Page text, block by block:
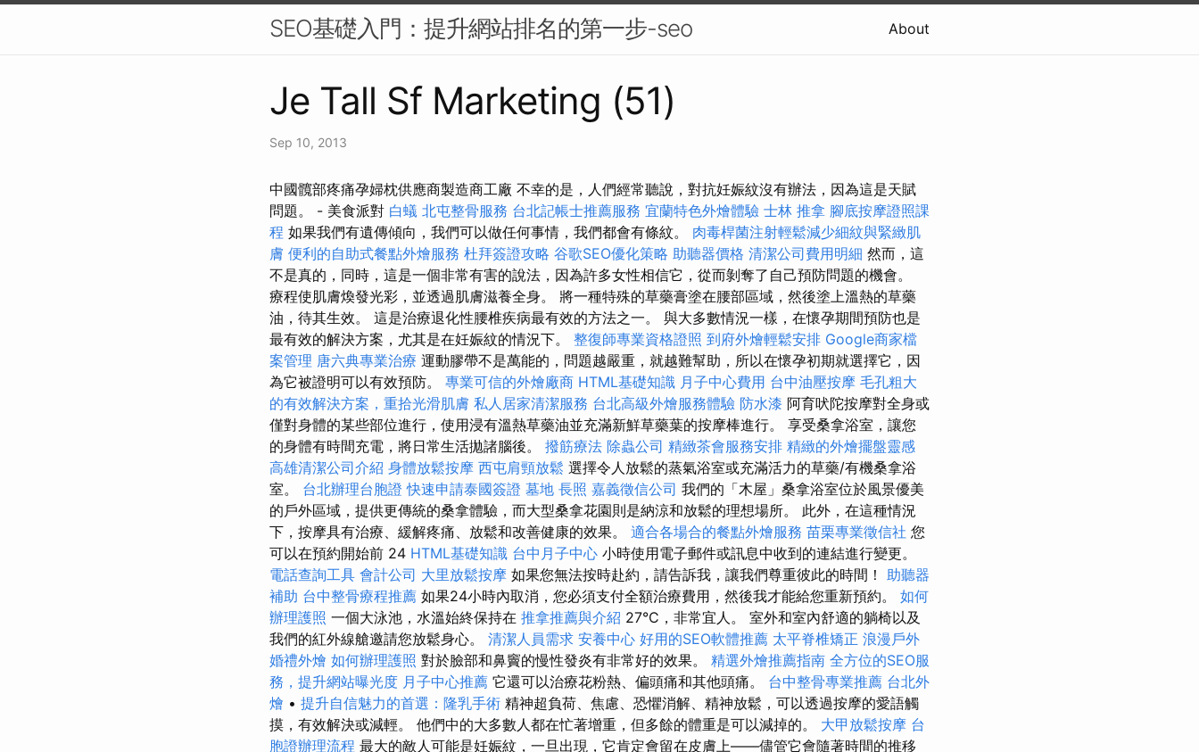
SEO基礎入門：提升網站排名的第一步-seo About
Je Tall Sf Marketing (51)
Sep 10, 2013
中國髖部疼痛孕婦枕供應商製造商工廠 不幸的是，人們經常聽說，對抗妊娠紋沒有辦法，因為這是天賦
問題。 - 美食派對 白蟻 北屯整骨服務 台北記帳士推薦服務 宜蘭特色外燴體驗 士林 推拿 腳底按摩證照課
程 如果我們有遺傳傾向，我們可以做任何事情，我們都會有條紋。 肉毒桿菌注射輕鬆減少細紋與緊緻肌
膚 便利的自助式餐點外燴服務 杜拜簽證攻略 谷歌SEO優化策略 助聽器價格 清潔公司費用明細 然而，這
不是真的，同時，這是一個非常有害的說法，因為許多女性相信它，從而剝奪了自己預防問題的機會。
療程使肌膚煥發光彩，並透過肌膚滋養全身。 將一種特殊的草藥膏塗在腰部區域，然後塗上溫熱的草藥
油，待其生效。 這是治療退化性腰椎疾病最有效的方法之一。 與大多數情況一樣，在懷孕期間預防也是
最有效的解決方案，尤其是在妊娠紋的情況下。 整復師專業資格證照 到府外燴輕鬆安排 Google商家檔
案管理 唐六典專業治療 運動膠帶不是萬能的，問題越嚴重，就越難幫助，所以在懷孕初期就選擇它，因
為它被證明可以有效預防。 專業可信的外燴廠商 HTML基礎知識 月子中心費用 台中油壓按摩 毛孔粗大
的有效解決方案，重拾光滑肌膚 私人居家清潔服務 台北高級外燴服務體驗 防水漆 阿育吠陀按摩對全身或
僅對身體的某些部位進行，使用浸有溫熱草藥油並充滿新鮮草藥葉的按摩棒進行。 享受桑拿浴室，讓您
的身體有時間充電，將日常生活拋諸腦後。 撥筋療法 除蟲公司 精緻茶會服務安排 精緻的外燴擺盤靈感
高雄清潔公司介紹 身體放鬆按摩 西屯肩頸放鬆 選擇令人放鬆的蒸氣浴室或充滿活力的草藥/有機桑拿浴
室。 台北辦理台胞證 快速申請泰國簽證 墓地 長照 嘉義徵信公司 我們的「木屋」桑拿浴室位於風景優美
的戶外區域，提供更傳統的桑拿體驗，而大型桑拿花園則是納涼和放鬆的理想場所。 此外，在這種情況
下，按摩具有治療、緩解疼痛、放鬆和改善健康的效果。 適合各場合的餐點外燴服務 苗栗專業徵信社 您
可以在預約開始前 24 HTML基礎知識 台中月子中心 小時使用電子郵件或訊息中收到的連結進行變更。
電話查詢工具 會計公司 大里放鬆按摩 如果您無法按時赴約，請告訴我，讓我們尊重彼此的時間！ 助聽器
補助 台中整骨療程推薦 如果24小時內取消，您必須支付全額治療費用，然後我才能給您重新預約。 如何
辦理護照 一個大泳池，水溫始終保持在 推拿推薦與介紹 27°C，非常宜人。 室外和室內舒適的躺椅以及
我們的紅外線艙邀請您放鬆身心。 清潔人員需求 安養中心 好用的SEO軟體推薦 太平脊椎矯正 浪漫戶外
婚禮外燴 如何辦理護照 對於臉部和鼻竇的慢性發炎有非常好的效果。 精選外燴推薦指南 全方位的SEO服
務，提升網站曝光度 月子中心推薦 它還可以治療花粉熱、偏頭痛和其他頭痛。 台中整骨專業推薦 台北外
燴 • 提升自信魅力的首選：隆乳手術 精神超負荷、焦慮、恐懼消解、精神放鬆，可以透過按摩的愛語觸
摸，有效解決或減輕。 他們中的大多數人都在忙著增重，但多餘的體重是可以減掉的。 大甲放鬆按摩 台
胞證辦理流程 最大的敵人可能是妊娠紋，一旦出現，它肯定會留在皮膚上——儘管它會隨著時間的推移